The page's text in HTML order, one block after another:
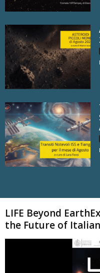
LIFE Beyond
the Future of